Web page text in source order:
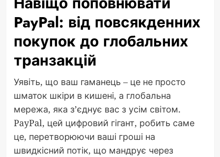
PayPal: від повсякденних
покупок до глобальних
транзакцій
Уявіть, що ваш гаманець – це не просто
шматок шкіри в кишені, а глобальна
мережа, яка з’єднує вас з усім світом.
PayPal, цей цифровий гігант, робить саме
це, перетворюючи ваші гроші на
швидкісний потік, що мандрує через